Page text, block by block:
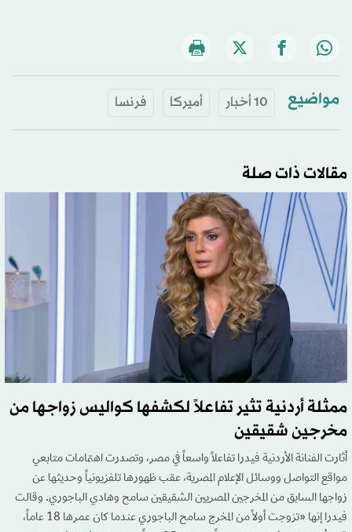
مواضيع 10 أخبار أميركا فرنسا
مقالات ذات صلة
ممثلة أردنية تثير تفاعلاً لكشفها كواليس زواجها من
مخرجين شقيقين
أثارت الفنانة الأردنية فيدرا تفاعلاً واسعاً في مصر، وتصدرت اهتمامات متابعي
مواقع التواصل ووسائل الإعلام المصرية، عقب ظهورها تلفزيونياً وحديثها عن
زواجها السابق من المخرجين المصريين الشقيقين سامح وهادي الباجوري. وقالت
فيدرا إنها «تزوجت أولاً من المخرج سامح الباجوري عندما كان عمرها 18 عاماً،